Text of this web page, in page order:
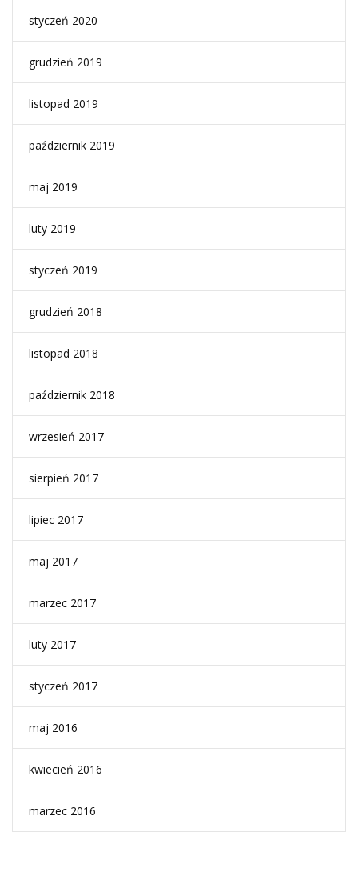
styczeń 2020
grudzień 2019
listopad 2019
październik 2019
maj 2019
luty 2019
styczeń 2019
grudzień 2018
listopad 2018
październik 2018
wrzesień 2017
sierpień 2017
lipiec 2017
maj 2017
marzec 2017
luty 2017
styczeń 2017
maj 2016
kwiecień 2016
marzec 2016